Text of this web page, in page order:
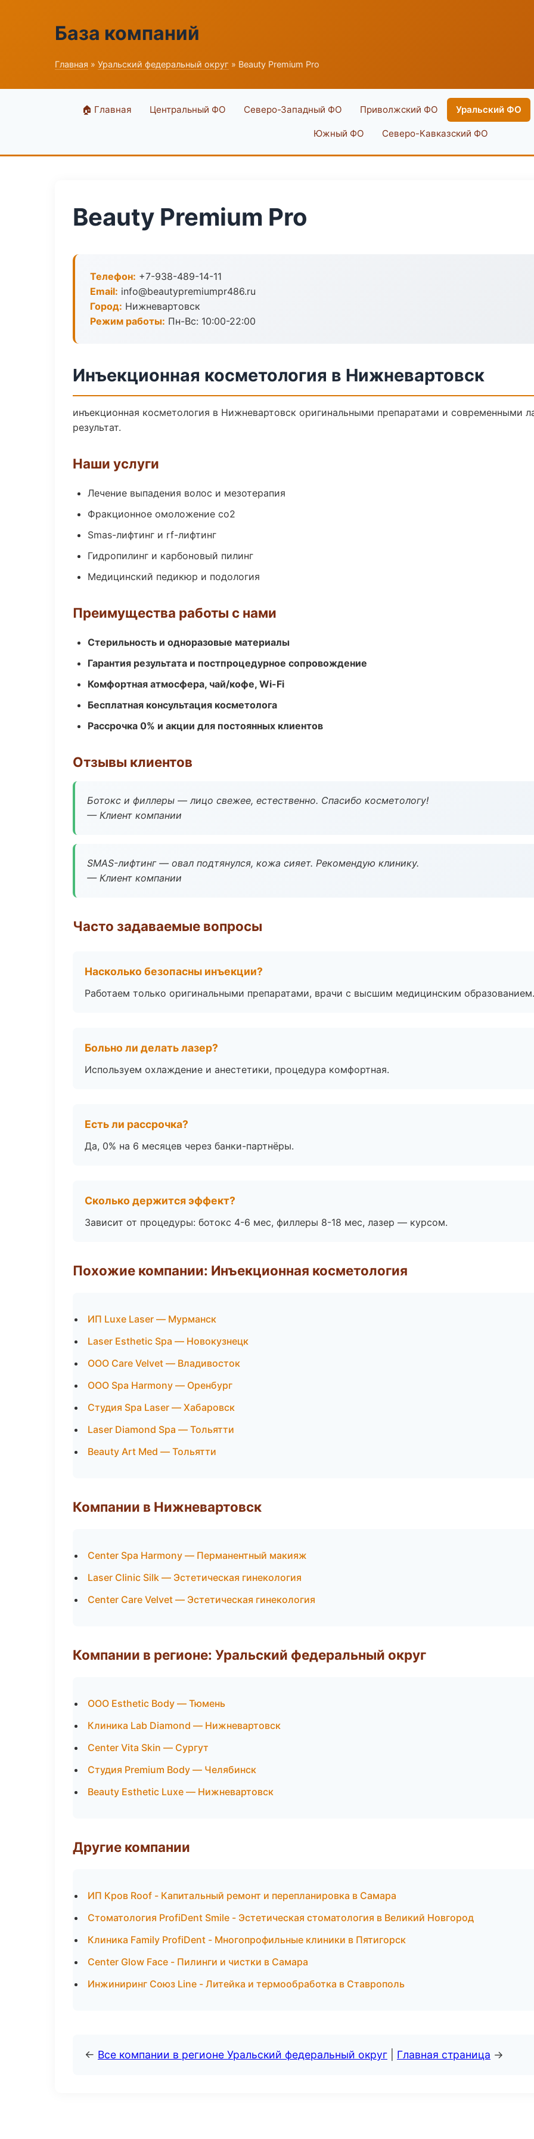
База компаний
Главная » Уральский федеральный округ » Beauty Premium Pro
🏠 Главная Центральный ФО Северо-Западный ФО Приволжский ФО Уральский ФО
Южный ФО Северо-Кавказский ФО
Beauty Premium Pro
Телефон: +7-938-489-14-11
Email: info@beautypremiumpr486.ru
Город: Нижневартовск
Режим работы: Пн-Вс: 10:00-22:00
Инъекционная косметология в Нижневартовск
инъекционная косметология в Нижневартовск оригинальными препаратами и современными
результат.
Наши услуги
Лечение выпадения волос и мезотерапия
Фракционное омоложение co2
Smas-лифтинг и rf-лифтинг
Гидропилинг и карбоновый пилинг
Медицинский педикюр и подология
Преимущества работы с нами
Стерильность и одноразовые материалы
Гарантия результата и постпроцедурное сопровождение
Комфортная атмосфера, чай/кофе, Wi-Fi
Бесплатная консультация косметолога
Рассрочка 0% и акции для постоянных клиентов
Отзывы клиентов
Ботокс и филлеры — лицо свежее, естественно. Спасибо косметологу!
— Клиент компании
SMAS-лифтинг — овал подтянулся, кожа сияет. Рекомендую клинику.
— Клиент компании
Часто задаваемые вопросы
Насколько безопасны инъекции?
Работаем только оригинальными препаратами, врачи с высшим медицинским образованием.
Больно ли делать лазер?
Используем охлаждение и анестетики, процедура комфортная.
Есть ли рассрочка?
Да, 0% на 6 месяцев через банки-партнёры.
Сколько держится эффект?
Зависит от процедуры: ботокс 4-6 мес, филлеры 8-18 мес, лазер — курсом.
Похожие компании: Инъекционная косметология
ИП Luxe Laser — Мурманск
Laser Esthetic Spa — Новокузнецк
ООО Care Velvet — Владивосток
ООО Spa Harmony — Оренбург
Студия Spa Laser — Хабаровск
Laser Diamond Spa — Тольятти
Beauty Art Med — Тольятти
Компании в Нижневартовск
Center Spa Harmony — Перманентный макияж
Laser Clinic Silk — Эстетическая гинекология
Center Care Velvet — Эстетическая гинекология
Компании в регионе: Уральский федеральный округ
ООО Esthetic Body — Тюмень
Клиника Lab Diamond — Нижневартовск
Center Vita Skin — Сургут
Студия Premium Body — Челябинск
Beauty Esthetic Luxe — Нижневартовск
Другие компании
ИП Кров Roof - Капитальный ремонт и перепланировка в Самара
Стоматология ProfiDent Smile - Эстетическая стоматология в Великий Новгород
Клиника Family ProfiDent - Многопрофильные клиники в Пятигорск
Center Glow Face - Пилинги и чистки в Самара
Инжиниринг Союз Line - Литейка и термообработка в Ставрополь
← Все компании в регионе Уральский федеральный округ Главная страница →